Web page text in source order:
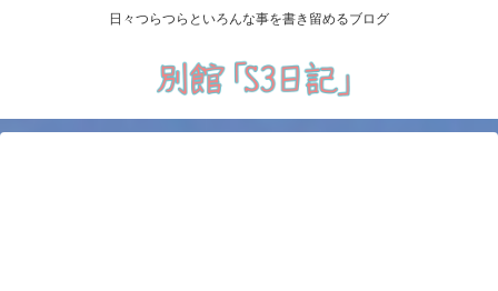
日々つらつらといろんな事を書き留めるブログ